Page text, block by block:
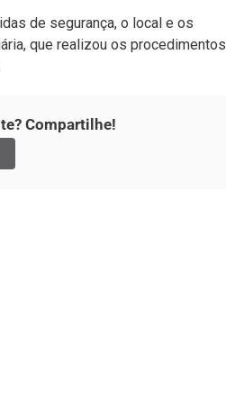
de segurança, o local e os
que realizou os procedimentos
Compartilhe!